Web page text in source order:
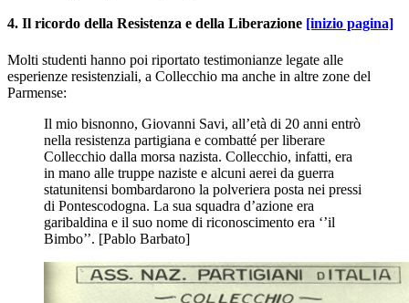
4. Il ricordo della Resistenza e della Liberazione [inizio pagina]
Molti studenti hanno poi riportato testimonianze legate alle
esperienze resistenziali, a Collecchio ma anche in altre zone del
Parmense:
Il mio bisnonno, Giovanni Savi, all’età di 20 anni entrò
nella resistenza partigiana e combatté per liberare
Collecchio dalla morsa nazista. Collecchio, infatti, era
in mano alle truppe naziste e alcuni aerei da guerra
statunitensi bombardarono la polveriera posta nei pressi
di Pontescodogna. La sua squadra d’azione era
garibaldina e il suo nome di riconoscimento era ‘’il
Bimbo’’. [Pablo Barbato]